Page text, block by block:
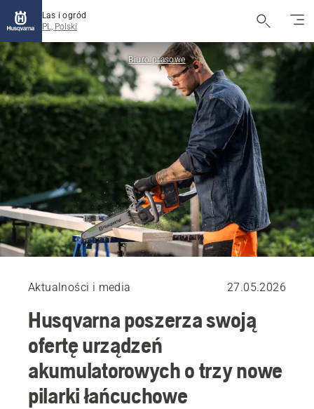
Las i ogród
PL, Polski
Biuro prasowe
Aktualności i media 27.05.2026
Husqvarna poszerza swoją
ofertę urządzeń
akumulatorowych o trzy nowe
pilarki łańcuchowe